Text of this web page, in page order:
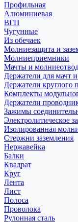
Профильная
Алюминиевая
ВГП
Чугунные
Из обечаек
Молниезащита и
Молниеприемники
Мачты и
Держатели для мачт
Держатели круглого
Комплекты
Держатели
Зажимы
Электролитическое
Изолированная
Стержни заземления
Нержавейка
Балки
Квадрат
Круг
Лента
Лист
Полоса
Проволока
Рулонная сталь